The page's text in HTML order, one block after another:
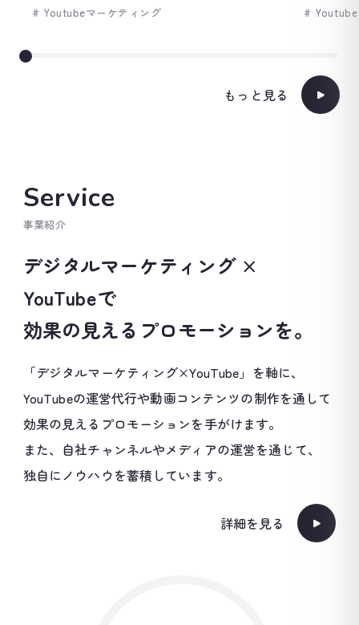
# Youtubeマーケティング # Youtube
もっと見る
Service
事業紹介
デジタルマーケティング ×
YouTubeで
効果の見えるプロモーションを。
「デジタルマーケティング×YouTube」を軸に、
YouTubeの運営代行や動画コンテンツの制作を通して
効果の見えるプロモーションを手がけます。
また、自社チャンネルやメディアの運営を通じて、
独自にノウハウを蓄積しています。
詳細を見る